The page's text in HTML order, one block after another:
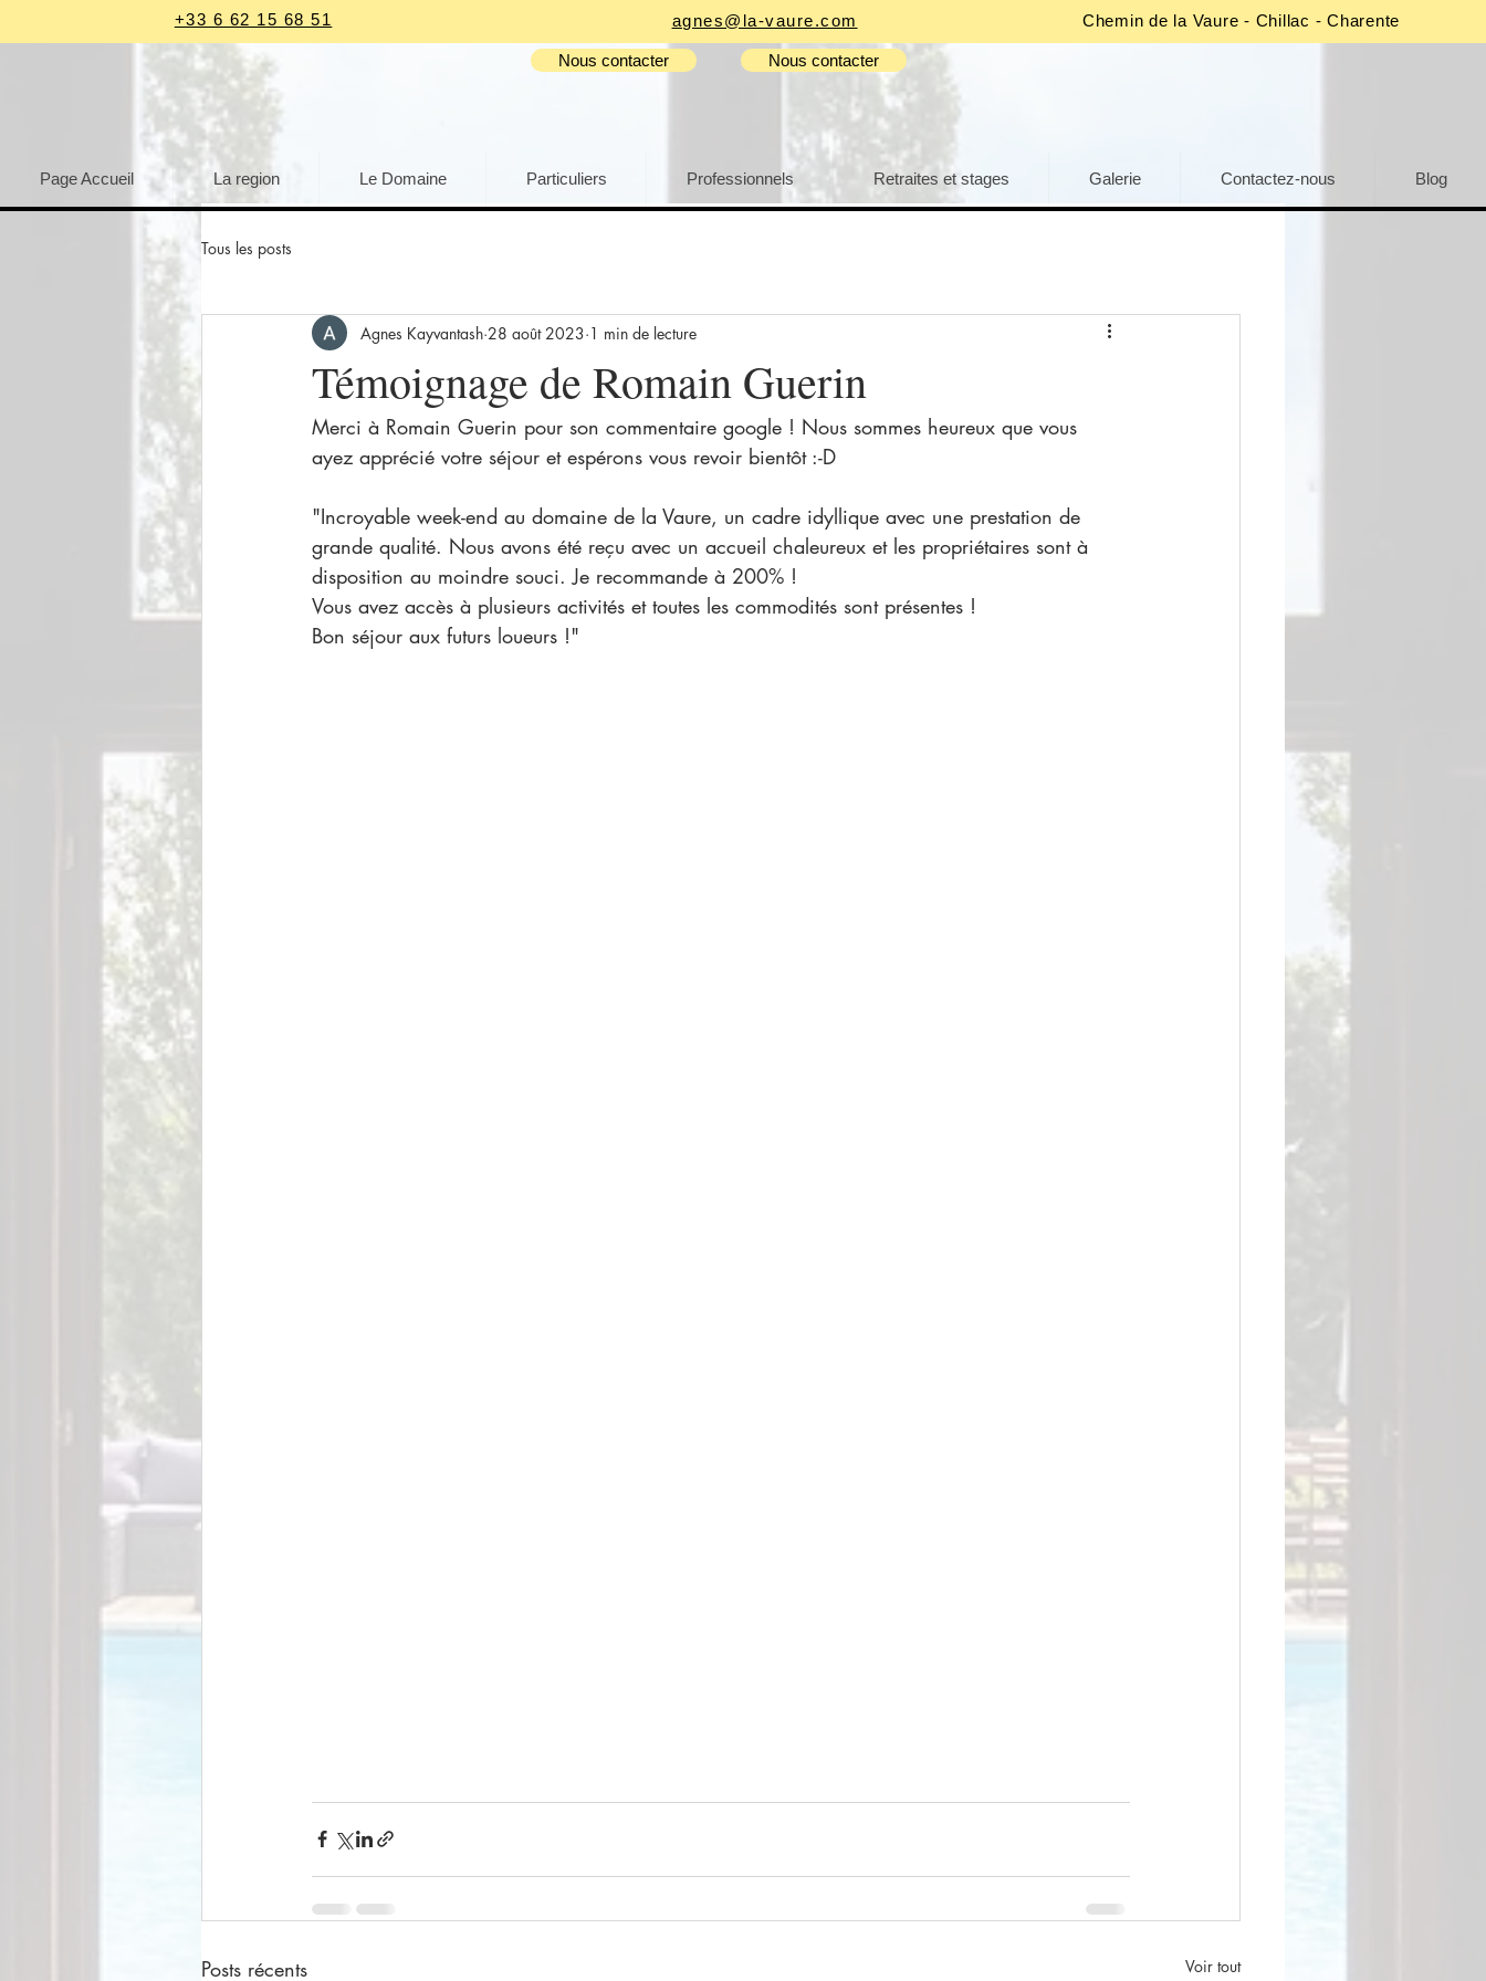
+33 6 62 15 68 51 agnes@la-vaure.com Chemin de la Vaure - Chillac - Charente
Nous contacter Nous contacter
Page Accueil La region Le Domaine Particuliers Professionnels Retraites et stages Galerie Contactez-nous Blog
Tous les posts
Témoignage de Romain Guerin
Agnes Kayvantash 28 août 2023 1 min de lecture
Merci à Romain Guerin pour son commentaire google ! Nous sommes heureux que vous
ayez apprécié votre séjour et espérons vous revoir bientôt :-D
"Incroyable week-end au domaine de la Vaure, un cadre idyllique avec une prestation de
grande qualité. Nous avons été reçu avec un accueil chaleureux et les propriétaires sont à
disposition au moindre souci. Je recommande à 200% !
Vous avez accès à plusieurs activités et toutes les commodités sont présentes !
Bon séjour aux futurs loueurs !"
Posts récents Voir tout